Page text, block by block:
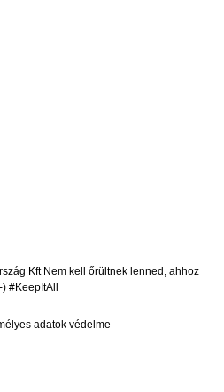
Kft Nem kell őrültnek lenned, ahhoz
#KeepItAll
adatok védelme